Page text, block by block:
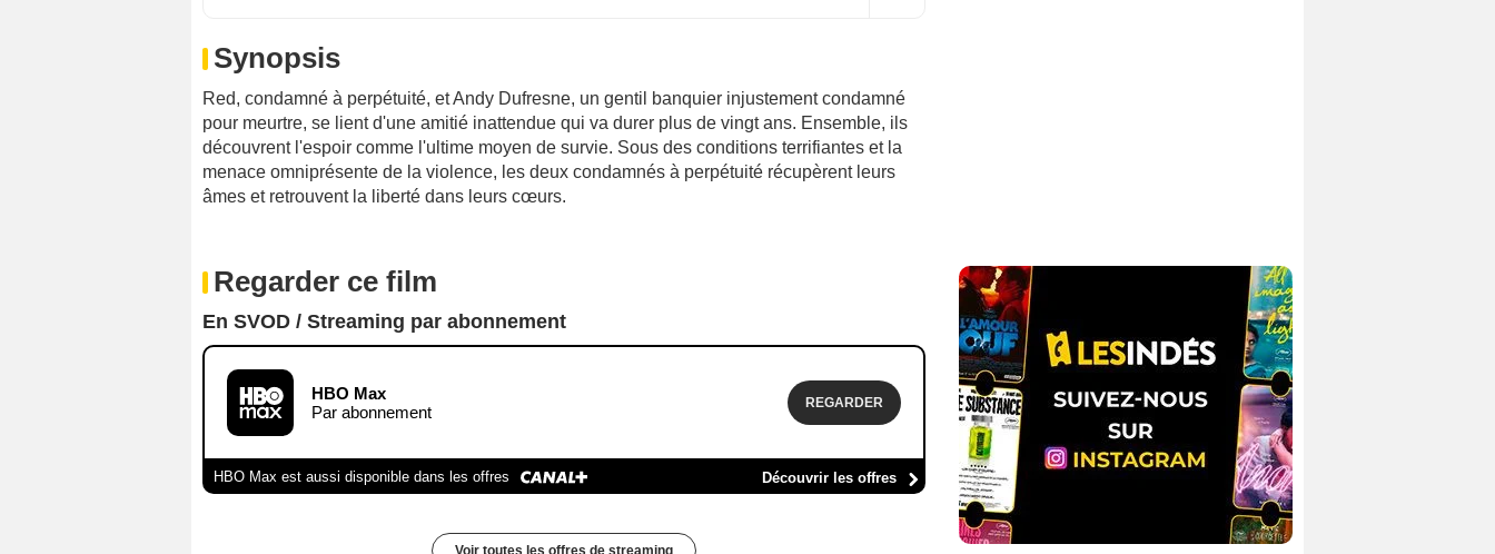
Synopsis
Red, condamné à perpétuité, et Andy Dufresne, un gentil banquier injustement condamné
pour meurtre, se lient d'une amitié inattendue qui va durer plus de vingt ans. Ensemble, ils
découvrent l'espoir comme l'ultime moyen de survie. Sous des conditions terrifiantes et la
menace omniprésente de la violence, les deux condamnés à perpétuité récupèrent leurs
âmes et retrouvent la liberté dans leurs cœurs.
Regarder ce film
En SVOD / Streaming par abonnement
HBO Max
Par abonnement
REGARDER
HBO Max est aussi disponible dans les offres Découvrir les offres
Voir toutes les offres de streaming